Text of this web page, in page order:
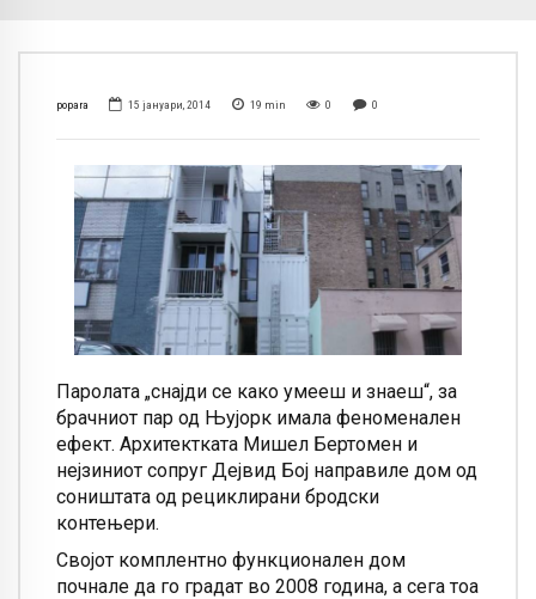
popara 15 јануари, 2014 19 min 0 0
Паролата „снајди се како умееш и знаеш“, за
брачниот пар од Њујорк имала феноменален
ефект. Архитектката Мишел Бертомен и
нејзиниот сопруг Дејвид Бој направиле дом од
соништата од рециклирани бродски
контењери.
Својот комплентно функционален дом
почнале да го градат во 2008 година, а сега тоа